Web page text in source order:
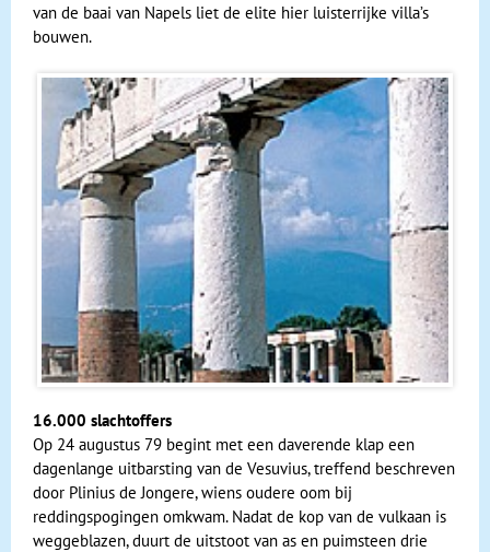
van de baai van Napels liet de elite hier luisterrijke villa’s
bouwen.
16.000 slachtoffers
Op 24 augustus 79 begint met een daverende klap een
dagenlange uitbarsting van de Vesuvius, treffend beschreven
door Plinius de Jongere, wiens oudere oom bij
reddingspogingen omkwam. Nadat de kop van de vulkaan is
weggeblazen, duurt de uitstoot van as en puimsteen drie